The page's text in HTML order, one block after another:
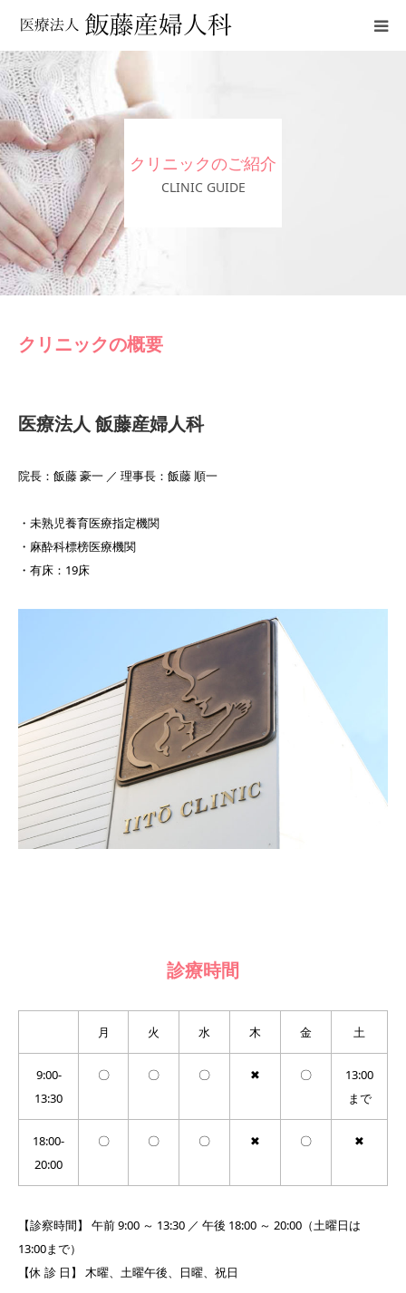
クリニックのご紹介
CLINIC GUIDE
クリニックの概要
医療法人 飯藤産婦人科
院長：飯藤 豪一 ／ 理事長：飯藤 順一
・未熟児養育医療指定機関
・麻酔科標榜医療機関
・有床：19床
診療時間
月 火 水 木 金 土
9:00-
13:30
〇 〇 〇 ✖ 〇
13:00
まで
18:00-
20:00
〇 〇 〇 ✖ 〇 ✖
【診察時間】 午前 9:00 ～ 13:30 ／ 午後 18:00 ～ 20:00（土曜日は
13:00まで）
【休 診 日】 木曜、土曜午後、日曜、祝日
クリニックのご紹介
診療について
妊娠中、産後のサポート
アクセス
Facebook
Instagram
🍀産後ケア